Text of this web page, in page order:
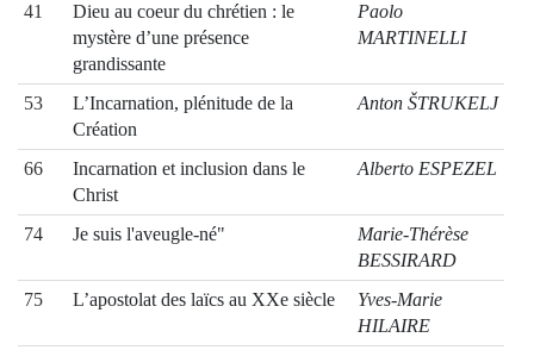
41
Dieu au coeur du chrétien : le
mystère d’une présence
grandissante
Paolo
MARTINELLI
53
L’Incarnation, plénitude de la
Création
Anton ŠTRUKELJ
66
Incarnation et inclusion dans le
Christ
Alberto ESPEZEL
74 Je suis l'aveugle-né"
Marie-Thérèse
BESSIRARD
75
L’apostolat des laïcs au XXe siècle
Yves-Marie
HILAIRE